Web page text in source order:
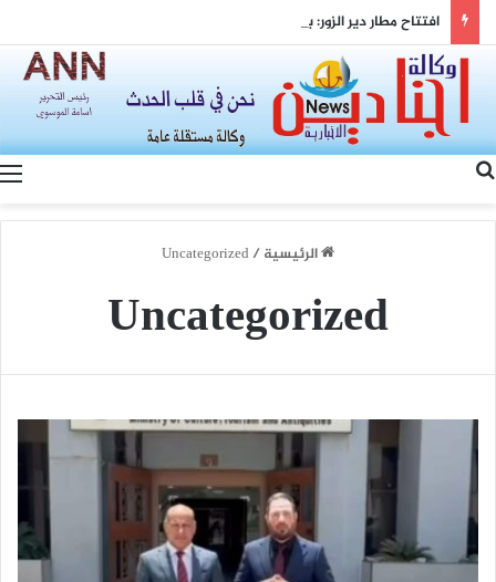
الرئيسية/
Uncategorized
Uncategorized